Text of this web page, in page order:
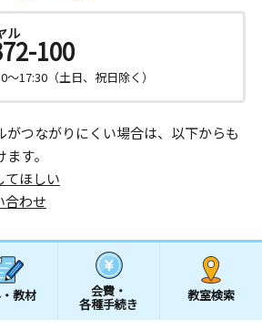
ル
100
～17:30（土日、祝日除く）
がつながりにくい場合は、以下からも
す。
てほしい
合わせ
教材 会費・
各種手続き
教室検索